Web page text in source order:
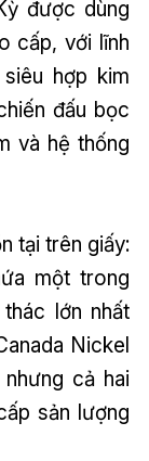
được dùng
cấp, với lĩnh
hợp kim
đấu bọc
và hệ thống
tại trên giấy:
một trong
lớn nhất
Nickel
cả hai
sản lượng